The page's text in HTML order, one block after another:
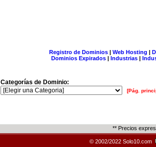
Registro de Dominios| Web Hosting |
Dominios Expirados | Industrias |
Categorías de Dominio:
[Pág.
** Precios
© 2002/2022 Solo10.com